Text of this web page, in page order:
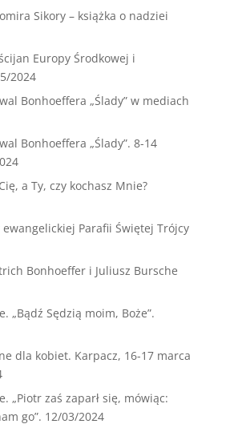
Sikory – książka o nadziei
Europy Środkowej i
2024
Bonhoeffera „Ślady” w mediach
Bonhoeffera „Ślady”. 8-14
a Ty, czy kochasz Mnie?
Parafii Świętej Trójcy
Bonhoeffer i Juliusz Bursche
„Bądź Sędzią moim, Boże”.
dla kobiet. Karpacz, 16-17 marca
„Piotr zaś zaparł się, mówiąc:
go”. 12/03/2024